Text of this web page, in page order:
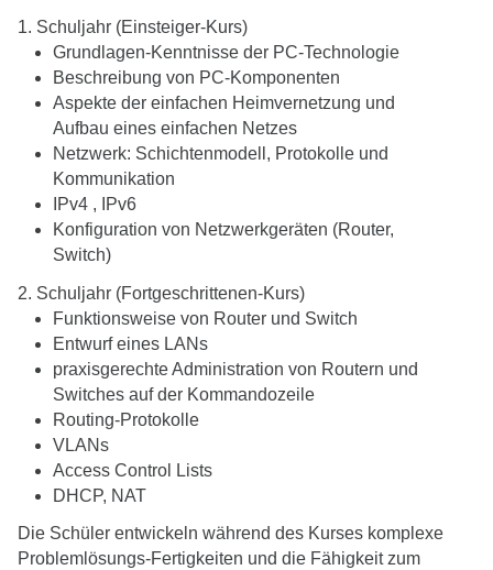
1. Schuljahr (Einsteiger-Kurs)
Grundlagen-Kenntnisse der PC-Technologie
Beschreibung von PC-Komponenten
Aspekte der einfachen Heimvernetzung und
Aufbau eines einfachen Netzes
Netzwerk: Schichtenmodell, Protokolle und
Kommunikation
IPv4 , IPv6
Konfiguration von Netzwerkgeräten (Router,
Switch)
2. Schuljahr (Fortgeschrittenen-Kurs)
Funktionsweise von Router und Switch
Entwurf eines LANs
praxisgerechte Administration von Routern und
Switches auf der Kommandozeile
Routing-Protokolle
VLANs
Access Control Lists
DHCP, NAT
Die Schüler entwickeln während des Kurses komplexe
Problemlösungs-Fertigkeiten und die Fähigkeit zum